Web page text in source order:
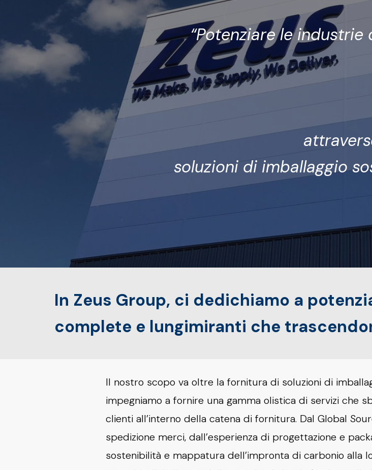
“Potenziare le
soluzioni di imballaggio
In Zeus Group, ci dedichiamo a
complete e lungimiranti che
Il nostro scopo va oltre la fornitura di soluzioni di
impegniamo a fornire una gamma olistica di servizi che
clienti all’interno della catena di fornitura. Dal Global
spedizione merci, dall’esperienza di progettazione e
sostenibilità e mappatura dell’impronta di carbonio alla